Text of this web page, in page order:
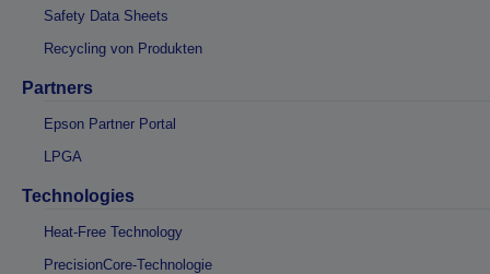
Safety Data Sheets
Recycling von Produkten
Partners
Epson Partner Portal
LPGA
Technologies
Heat-Free Technology
PrecisionCore-Technologie